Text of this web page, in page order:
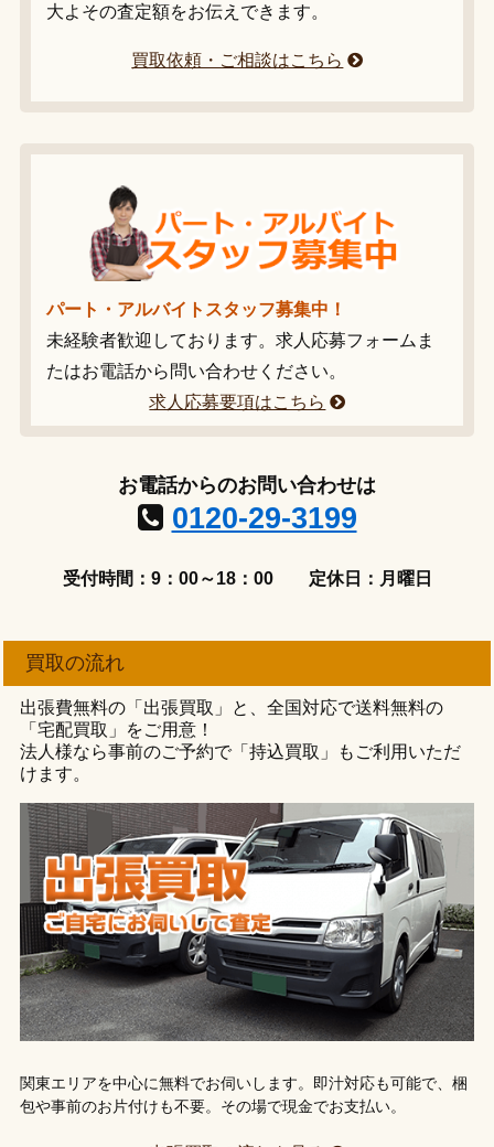
大よその査定額をお伝えできます。
買取依頼・ご相談はこちら
パート・アルバイトスタッフ募集中！
未経験者歓迎しております。求人応募フォームま
たはお電話から問い合わせください。
求人応募要項はこちら
お電話からのお問い合わせは
0120-29-3199
受付時間：9：00～18：00 定休日：月曜日
買取の流れ
出張費無料の「出張買取」と、全国対応で送料無料の
「宅配買取」をご用意！
法人様なら事前のご予約で「持込買取」もご利用いただ
けます。
関東エリアを中心に無料でお伺いします。即汁対応も可能で、梱
包や事前のお片付けも不要。その場で現金でお支払い。